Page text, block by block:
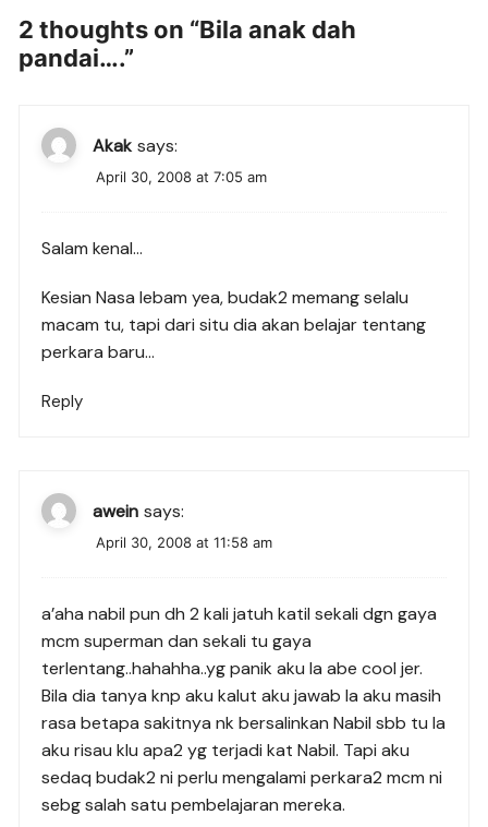
2 thoughts on “Bila anak dah
pandai….”
Akak says:
April 30, 2008 at 7:05 am
Salam kenal…
Kesian Nasa lebam yea, budak2 memang selalu
macam tu, tapi dari situ dia akan belajar tentang
perkara baru…
Reply
awein says:
April 30, 2008 at 11:58 am
a’aha nabil pun dh 2 kali jatuh katil sekali dgn gaya
mcm superman dan sekali tu gaya
terlentang..hahahha..yg panik aku la abe cool jer.
Bila dia tanya knp aku kalut aku jawab la aku masih
rasa betapa sakitnya nk bersalinkan Nabil sbb tu la
aku risau klu apa2 yg terjadi kat Nabil. Tapi aku
sedaq budak2 ni perlu mengalami perkara2 mcm ni
sebg salah satu pembelajaran mereka.